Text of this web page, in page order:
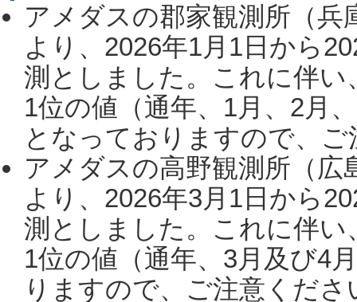
アメダスの郡家観測所（
より、2026年1月1日から
測としました。これに伴い
1位の値（通年、1月、2月
となっておりますので、
アメダスの高野観測所（
より、2026年3月1日から
測としました。これに伴い
1位の値（通年、3月及び4
りますので、ご注意くだ